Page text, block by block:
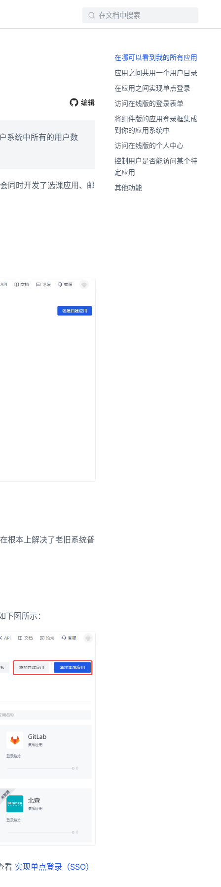
编辑
系统中所有的用户数
同时开发了选课应用、邮
根本上解决了老旧系统普
下图所示：
看 实现单点登录（SSO）
在哪可以看到我的所有应用
应用之间共用一个用户目录
在应用之间实现单点登录
访问在线版的登录表单
将组件版的应用登录框集成
到你的应用系统中
访问在线版的个人中心
控制用户是否能访问某个特
定应用
其他功能